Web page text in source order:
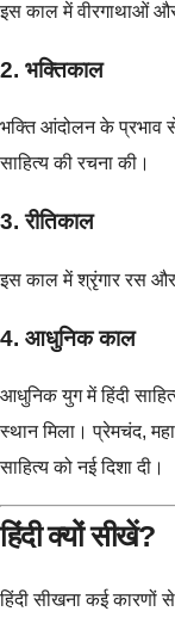
इस काल में वीरगाथाओं और
2. भक्तिकाल
भक्ति आंदोलन के प्रभाव
साहित्य की रचना की।
3. रीतिकाल
इस काल में श्रृंगार रस और
4. आधुनिक काल
आधुनिक युग में हिंदी
स्थान मिला। प्रेमचंद,
साहित्य को नई दिशा दी।
हिंदी क्यों सीखें?
हिंदी सीखना कई कारणों से